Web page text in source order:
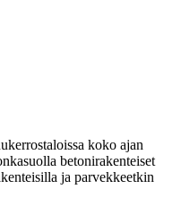
koko ajan
betonirakenteiset
ja parvekkeetkin